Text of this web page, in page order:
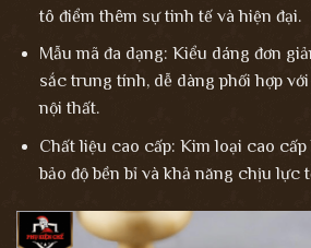
tô điểm thêm sự tinh tế và hiện đại.
Mẫu mã đa dạng: Kiểu dáng đơn
sắc trung tính, dễ dàng phối hợp
nội thất.
Chất liệu cao cấp: Kim loại cao cấp
bảo độ bền bỉ và khả năng chịu lực